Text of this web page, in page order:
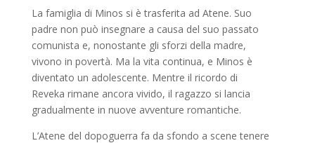
La famiglia di Minos si è trasferita ad Atene. Suo
padre non può insegnare a causa del suo passato
comunista e, nonostante gli sforzi della madre,
vivono in povertà. Ma la vita continua, e Minos è
diventato un adolescente. Mentre il ricordo di
Reveka rimane ancora vivido, il ragazzo si lancia
gradualmente in nuove avventure romantiche.
L’Atene del dopoguerra fa da sfondo a scene tenere